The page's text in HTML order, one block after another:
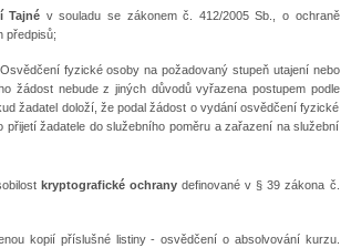
Tajné v souladu se zákonem č. 412/2005 Sb., o ochraně
předpisů;
fyzické osoby na požadovaný stupeň utajení nebo
žádost nebude z jiných důvodů vyřazena postupem podle
žadatel doloží, že podal žádost o vydání osvědčení fyzické
žadatele do služebního poměru a zařazení na služební
kryptografické ochrany definované v § 39 zákona č.
kopií příslušné listiny - osvědčení o absolvování kurzu.